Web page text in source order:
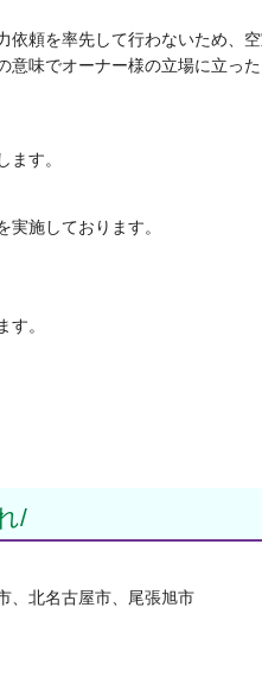
依頼を率先して行わないため、
意味でオーナー様の立場に立っ
す。
施しております。
。
、北名古屋市、尾張旭市